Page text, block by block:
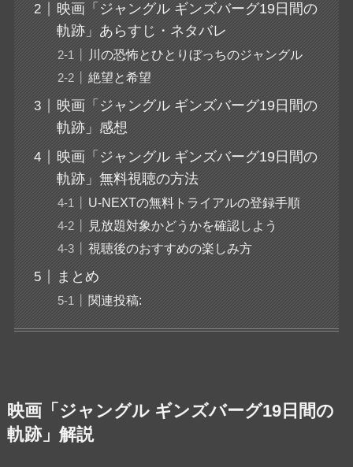
映画「ジャングル ギンズバーグ19日間の
軌跡」あらすじ・ネタバレ
川の恐怖とひとりぼっちのジャングル
絶望と希望
映画「ジャングル ギンズバーグ19日間の
軌跡」感想
映画「ジャングル ギンズバーグ19日間の
軌跡」無料視聴の方法
U-NEXTの無料トライアルの登録手順
見放題対象かどうかを確認しよう
視聴後のおすすめの楽しみ方
まとめ
関連投稿:
映画「ジャングル ギンズバーグ19日間の
軌跡」解説